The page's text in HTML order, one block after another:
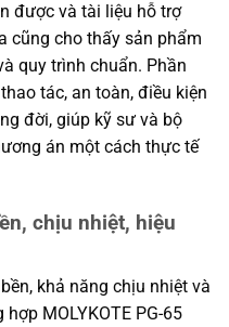
được và tài liệu hỗ trợ
cũng cho thấy sản phẩm
quy trình chuẩn. Phần
tác, an toàn, điều kiện
đời, giúp kỹ sư và bộ
án một cách thực tế
chịu nhiệt, hiệu
khả năng chịu nhiệt và
MOLYKOTE PG-65